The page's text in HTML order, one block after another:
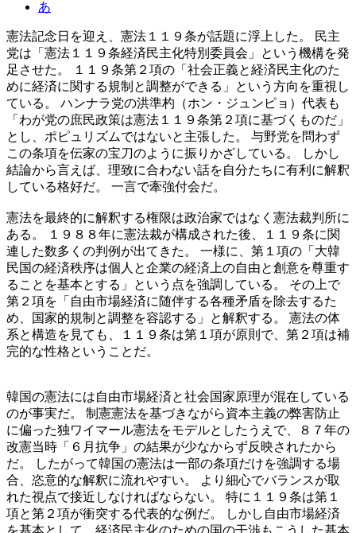
あ
憲法記念日を迎え、憲法１１９条が話題に浮上した。 民主
党は「憲法１１９条経済民主化特別委員会」という機構を発
足させた。 １１９条第２項の「社会正義と経済民主化のた
めに経済に関する規制と調整ができる」という方向を重視し
ている。 ハンナラ党の洪準杓（ホン・ジュンピョ）代表も
「わが党の庶民政策は憲法１１９条第２項に基づくものだ」
とし、ポピュリズムではないと主張した。 与野党を問わず
この条項を伝家の宝刀のように振りかざしている。 しかし
結論から言えば、理致に合わない話を自分たちに有利に解釈
している格好だ。 一言で牽強付会だ。
憲法を最終的に解釈する権限は政治家ではなく憲法裁判所に
ある。 １９８８年に憲法裁が構成された後、１１９条に関
連した数多くの判例が出てきた。 一様に、第１項の「大韓
民国の経済秩序は個人と企業の経済上の自由と創意を尊重す
ることを基本とする」という点を強調している。 その上で
第２項を「自由市場経済に随伴する各種矛盾を除去するた
め、国家的規制と調整を容認する」と解釈する。 憲法の体
系と構造を見ても、１１９条は第１項が原則で、第２項は補
完的な性格ということだ。
韓国の憲法には自由市場経済と社会国家原理が混在している
のが事実だ。 制憲憲法を基づきながら資本主義の弊害防止
に偏った独ワイマール憲法をモデルとしたうえで、８７年の
改憲当時「６月抗争」の結果が少なからず反映されたから
だ。 したがって韓国の憲法は一部の条項だけを強調する場
合、恣意的な解釈に流れやすい。 より細心でバランスが取
れた視点で接近しなければならない。 特に１１９条は第１
項と第２項が衝突する代表的な例だ。 しかし自由市場経済
を基本として、経済民主化のための国の干渉もこうした基本